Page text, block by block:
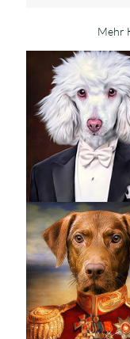
Mehr